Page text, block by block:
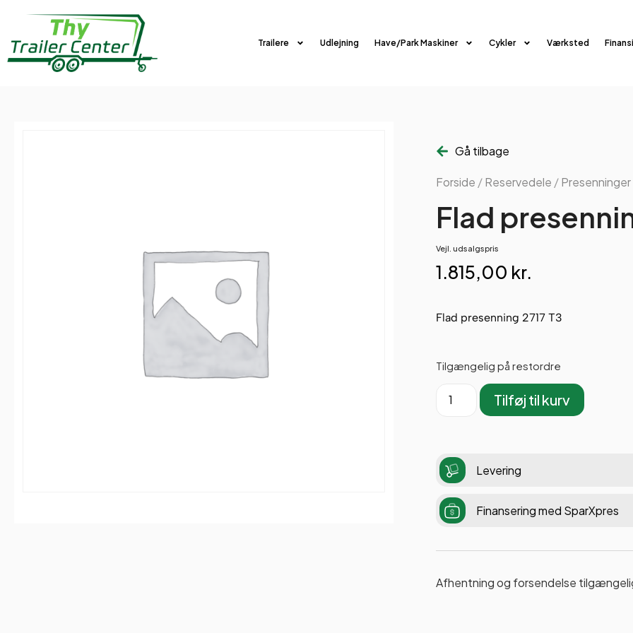
Trailere Udlejning Have/Park Maskiner Cykler Værksted
Gå tilbage
Forside /Reservedele /
Flad
Vejl. udsalgspris
1.815,00 kr.
Flad presenning 2717 T3
Tilgængelig på restordre
Tilføj til kurv
Levering
Finansering med SparXpres
Afhentning og forsendelse